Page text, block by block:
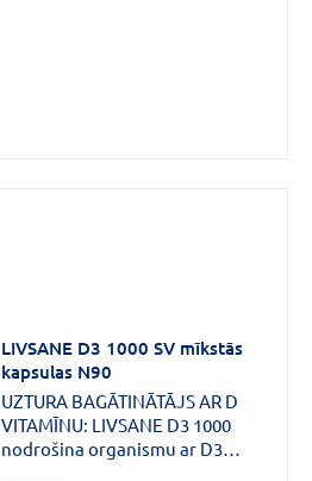
LIVSANE D3 1000 SV mīkstās
kapsulas N90
UZTURA BAGĀTINĀTĀJS AR D
VITAMĪNU: LIVSANE D3 1000
nodrošina organismu ar D3